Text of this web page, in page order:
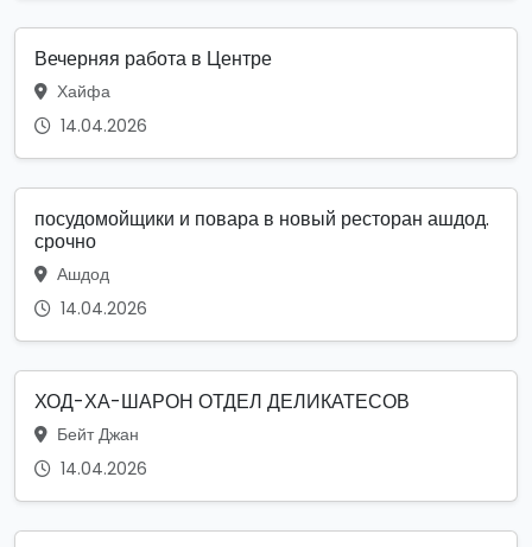
Вечерняя работа в Центре
Хайфа
14.04.2026
посудомойщики и повара в новый ресторан ашдод.
срочно
Ашдод
14.04.2026
ХОД-ХА-ШАРОН ОТДЕЛ ДЕЛИКАТЕСОВ
Бейт Джан
14.04.2026